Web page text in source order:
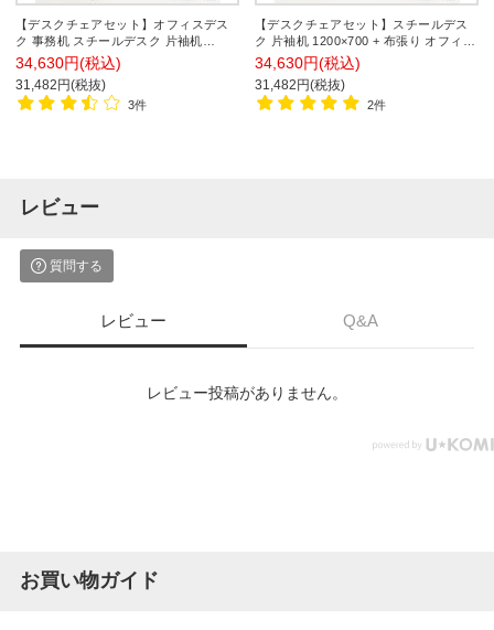
【デスクチェアセット】オフィスデス
ク 事務机 スチールデスク 片袖机
1000×700 + メッシュチェア 腰楽 ハイ
バック 肘付き セット
34,630円(税込)
31,482円(税抜)
3件
【デスクチェアセット】スチールデス
ク 片袖机 1200×700 + 布張り オフィス
チェア RD-1
34,630円(税込)
31,482円(税抜)
2件
レビュー
質問する
レビュー Q&A
レビュー投稿がありません。
お買い物ガイド